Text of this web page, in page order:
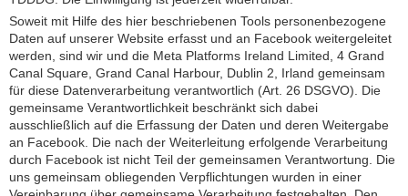
Soweit mit Hilfe des hier beschriebenen Tools personenbezogene
Daten auf unserer Website erfasst und an Facebook weitergeleitet
werden, sind wir und die Meta Platforms Ireland Limited, 4 Grand
Canal Square, Grand Canal Harbour, Dublin 2, Irland gemeinsam
für diese Datenverarbeitung verantwortlich (Art. 26 DSGVO). Die
gemeinsame Verantwortlichkeit beschränkt sich dabei
ausschließlich auf die Erfassung der Daten und deren Weitergabe
an Facebook. Die nach der Weiterleitung erfolgende Verarbeitung
durch Facebook ist nicht Teil der gemeinsamen Verantwortung. Die
uns gemeinsam obliegenden Verpflichtungen wurden in einer